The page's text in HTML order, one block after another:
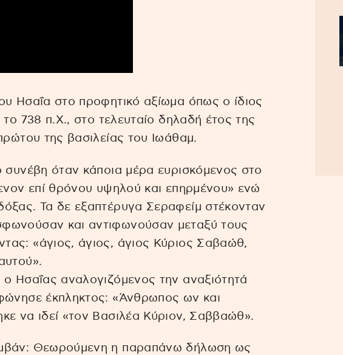
Ησαΐα στο προφητικό αξίωμα όπως ο ίδιος
το 738 π.Χ., στο τελευταίο δηλαδή έτος της
της βασιλείας του Ιωάθαμ.
συνέβη όταν κάποια μέρα ευρισκόμενος στο
επί θρόνου υψηλού και επηρμένου» ενώ
Τα δε εξαπτέρυγα Σεραφείμ στέκονταν
και αντιφωνούσαν μεταξύ τους
«άγιος, άγιος, άγιος Κύριος Σαβαώθ,
Ησαΐας αναλογιζόμενος την αναξιότητά
έκπληκτος: «Άνθρωπος ων και
να ιδεί «τον Βασιλέα Κύριον, Σαββαώθ».
Θεωρούμενη η παραπάνω δήλωση ως